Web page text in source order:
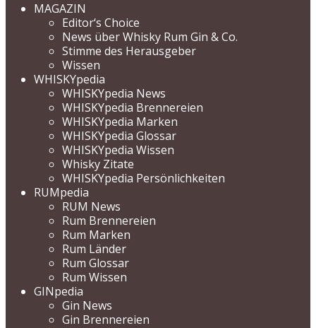
MAGAZIN
Editor‘s Choice
News über Whisky Rum Gin & Co.
Stimme des Herausgeber
Wissen
WHISKYpedia
WHISKYpedia News
WHISKYpedia Brennereien
WHISKYpedia Marken
WHISKYpedia Glossar
WHISKYpedia Wissen
Whisky Zitate
WHISKYpedia Persönlichkeiten
RUMpedia
RUM News
Rum Brennereien
Rum Marken
Rum Länder
Rum Glossar
Rum Wissen
GINpedia
Gin News
Gin Brennereien